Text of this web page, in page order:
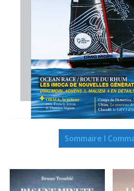
Sommaire I